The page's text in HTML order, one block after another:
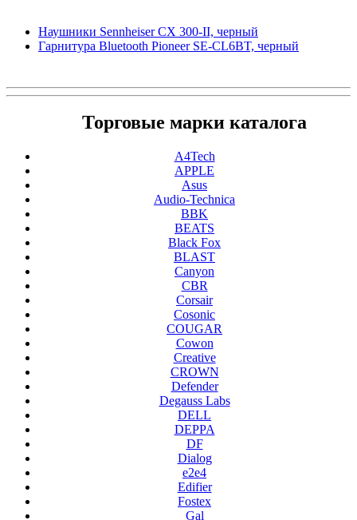
Наушники Sennheiser CX 300-II, черный
Гарнитура Bluetooth Pioneer SE-CL6BT, черный
Торговые марки каталога
A4Tech
APPLE
Asus
Audio-Technica
BBK
BEATS
Black Fox
BLAST
Canyon
CBR
Corsair
Cosonic
COUGAR
Cowon
Creative
CROWN
Defender
Degauss Labs
DELL
DEPPA
DF
Dialog
e2e4
Edifier
Fostex
Gal